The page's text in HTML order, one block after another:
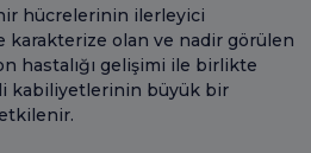
hücrelerinin ilerleyici
karakterize olan ve nadir görülen
hastalığı gelişimi ile birlikte
kabiliyetlerinin büyük bir